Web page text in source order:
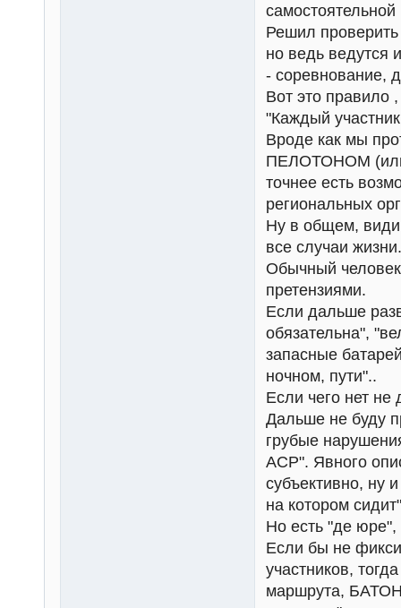
самостоятельной
Решил
но ведь ведутся
- соревнование,
Вот это правило
"Каждый
Вроде как мы
ПЕЛОТОНОМ (или
точнее есть
региональных
Ну в общем,
все случаи жизни.
Обычный
претензиями.
Если дальше
обязательна",
запасные
ночном, пути"..
Если чего нет не
Дальше не буду
грубые
ACP". Явного
субъективно, ну
на котором
Но есть "де юре",
Если бы не
участников,
маршрута,